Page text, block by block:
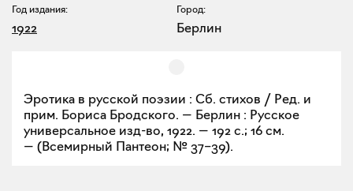
Год издания:
1922
Город:
Берлин
Эротика в русской поэзии : Сб. стихов / Ред. и
прим. Бориса Бродского. — Берлин : Русское
универсальное изд-во, 1922. — 192 с.; 16 см.
— (Всемирный Пантеон; № 37–39).